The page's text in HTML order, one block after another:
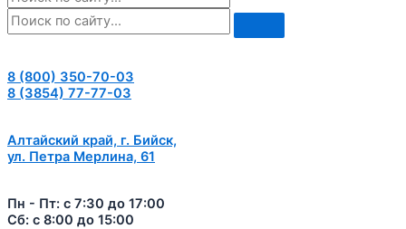
8 (800) 350-70-03
8 (3854) 77-77-03
Алтайский край, г. Бийск,
ул. Петра Мерлина, 61
Пн - Пт: с 7:30 до 17:00
Сб: с 8:00 до 15:00